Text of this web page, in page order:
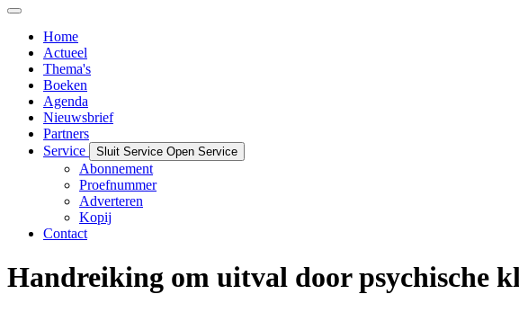
Home
Actueel
Thema's
Boeken
Agenda
Nieuwsbrief
Partners
Service
Sluit Service Open Service
Abonnement
Proefnummer
Adverteren
Kopij
Contact
Handreiking om uitval door psychische